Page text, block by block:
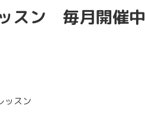
スン 毎月開催中
ッスン